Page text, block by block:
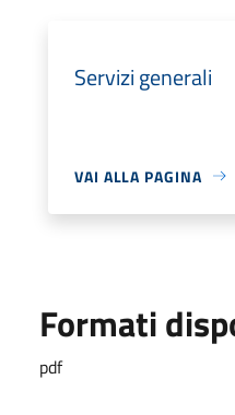
Servizi generali
VAI ALLA PAGINA
Formati
pdf